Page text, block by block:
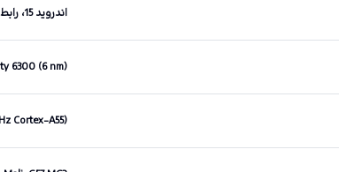
اندروید 15، رابط کاربری Funtouch 15
6300 (6 nm)
Cortex-A55)